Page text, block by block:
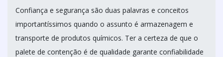
Confiança e segurança são duas palavras e conceitos
importantíssimos quando o assunto é armazenagem e
transporte de produtos químicos. Ter a certeza de que o
palete de contenção é de qualidade garante confiabilidade